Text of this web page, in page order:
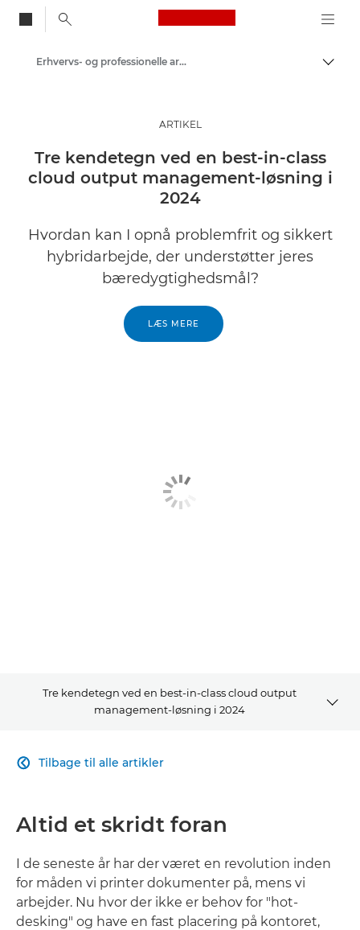
Canon Logo, back
Skift
Insights
Erhvervs- og professionelle artikler
ARTIKEL
Tre kendetegn ved en best-in-class
cloud output management-løsning i
2024
Hvordan kan I opnå problemfrit og sikkert
hybridarbejde, der understøtter jeres
bæredygtighedsmål?
LÆS MERE
Tre kendetegn ved en best-in-class cloud output
management-løsning i 2024
KONTAKT OS
Tilbage til alle artikler

Altid et skridt foran
I de seneste år har der været en revolution inden
for måden vi printer dokumenter på, mens vi
arbejder. Nu hvor der ikke er behov for "hot-
desking" og have en fast placering på kontoret,